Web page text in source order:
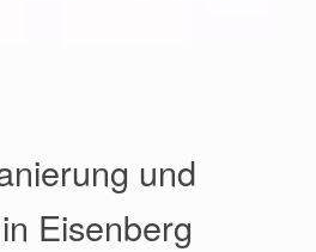
und
Eisenberg